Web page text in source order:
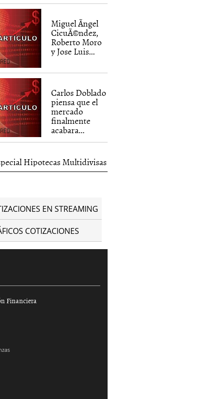
Miguel Ãngel
CicuÃ©ndez,
Roberto Moro
y Jose Luis...
Carlos Doblado
piensa que el
mercado
finalmente
acabara...
Hipotecas Multidivisas
EN STREAMING
COTIZACIONES
Financiera